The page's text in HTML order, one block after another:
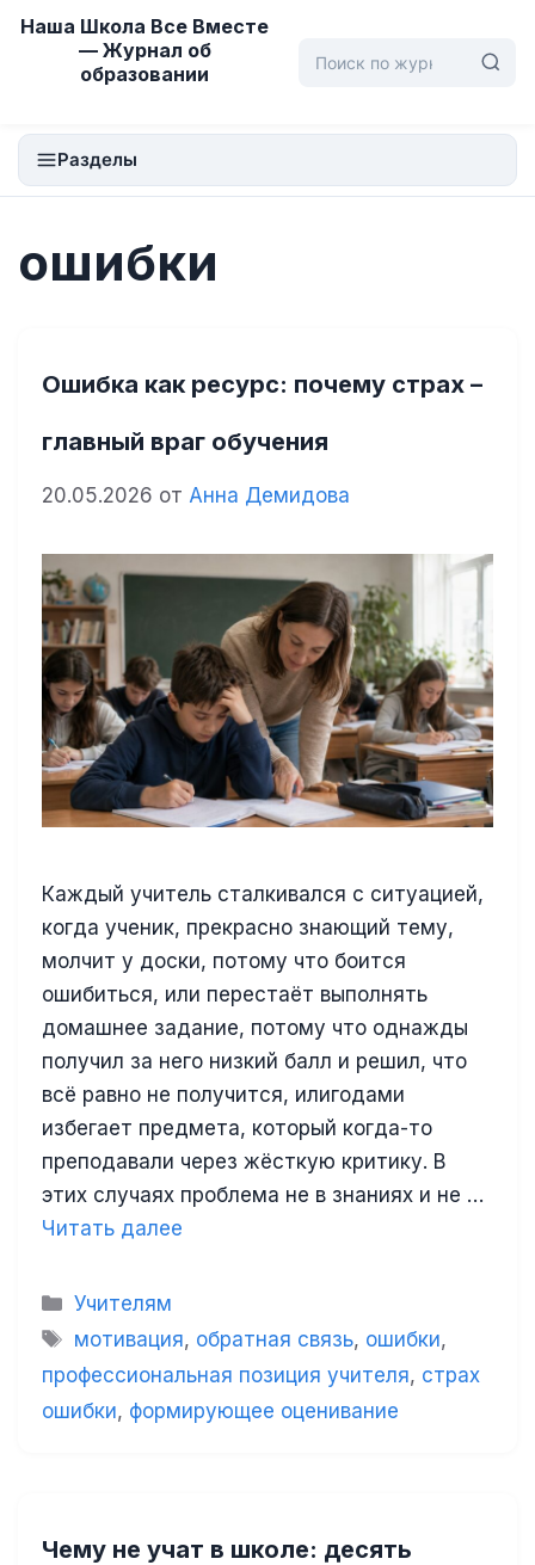
Перейти
содержимому
Наша Школа Все Вместе
— Журнал об
образовании
Разделы
ошибки
Ошибка как ресурс: почему страх –
главный враг обучения
20.05.2026 от Анна Демидова
Каждый учитель сталкивался с ситуацией,
когда ученик, прекрасно знающий тему,
молчит у доски, потому что боится
ошибиться, или перестаёт выполнять
домашнее задание, потому что однажды
получил за него низкий балл и решил, что
всё равно не получится, илигодами
избегает предмета, который когда-то
преподавали через жёсткую критику. В
этих случаях проблема не в знаниях и не …
Читать далее
Рубрики
Учителям
Метки
мотивация, обратная связь, ошибки,
профессиональная позиция учителя, страх
ошибки, формирующее оценивание
Чему не учат в школе: десять